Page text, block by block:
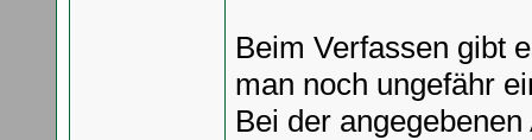
Beim Verfassen gibt
man noch ungefähr
Bei der